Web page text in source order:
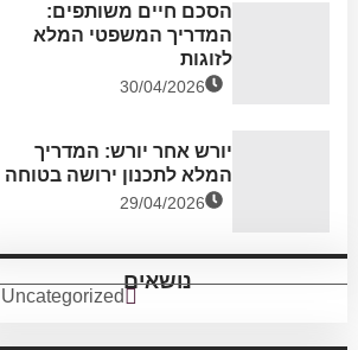
הסכם חיים משותפים:
המדריך המשפטי המלא
לזוגות
30/04/2026
יורש אחר יורש: המדריך
המלא לתכנון ירושה בטוחה
29/04/2026
נושאים
Uncategorized